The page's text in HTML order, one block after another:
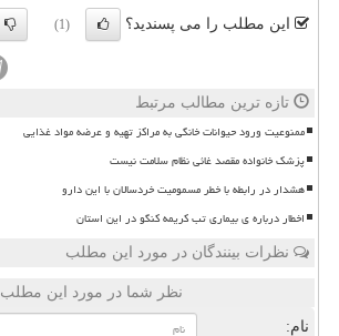
این مطلب را می پسندید؟ (1)
تازه ترین مطالب مرتبط
ممنوعیت ورود حیوانات خانگی به مراکز تهیه و عرضه مواد غذایی
پزشک خانواده مقصد غائی نظام سلامت نیست
هشدار در رابطه با خطر مسمومیت خردسالان با این دارو
اخطار درباره ی بیماری تب کریمه کنگو در این استان
نظرات بینندگان در مورد این مطلب
نظر شما در مورد این مطلب
نام: